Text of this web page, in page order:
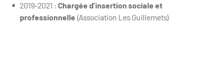
2019-2021 : Chargée d’insertion sociale et
professionnelle (Association Les Guillemets)